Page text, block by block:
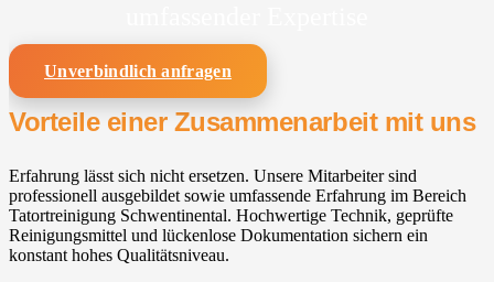
Unverbindlich anfragen
Vorteile einer Zusammenarbeit mit uns
Erfahrung lässt sich nicht ersetzen. Unsere Mitarbeiter sind
professionell ausgebildet sowie umfassende Erfahrung im Bereich
Tatortreinigung Schwentinental. Hochwertige Technik, geprüfte
Reinigungsmittel und lückenlose Dokumentation sichern ein
konstant hohes Qualitätsniveau.